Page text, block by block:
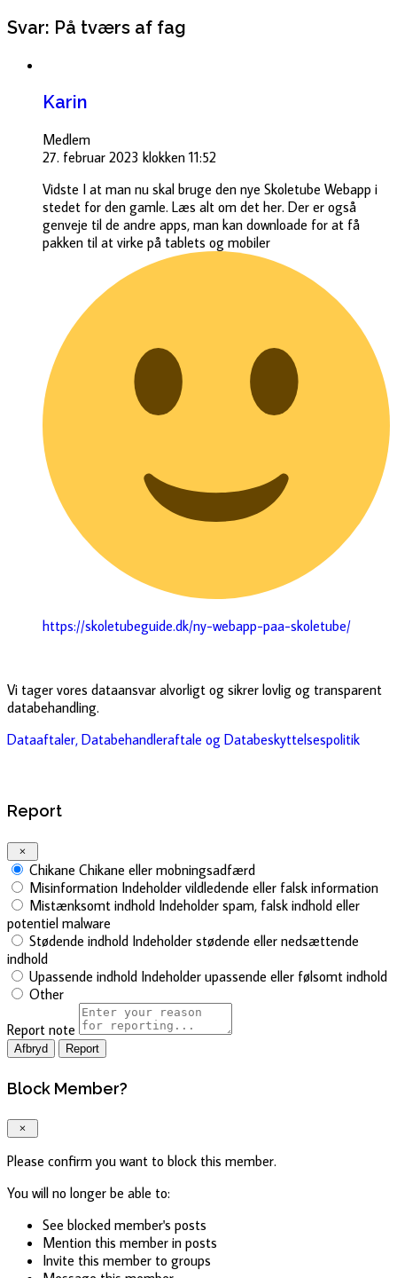
Svar: På tværs af fag
Karin
Medlem
27. februar 2023 klokken 11:52
Vidste I at man nu skal bruge den nye Skoletube Webapp i
stedet for den gamle. Læs alt om det her. Der er også
genveje til de andre apps, man kan downloade for at få
pakken til at virke på tablets og mobiler
https://skoletubeguide.dk/ny-webapp-paa-skoletube/
Vi tager vores dataansvar alvorligt og sikrer lovlig og transparent
databehandling.
Dataaftaler, Databehandleraftale og Databeskyttelsespolitik
Report
Chikane Chikane eller mobningsadfærd
Misinformation Indeholder vildledende eller falsk information
Mistænksomt indhold Indeholder spam, falsk indhold eller
potentiel malware
Stødende indhold Indeholder stødende eller nedsættende
indhold
Upassende indhold Indeholder upassende eller følsomt indhold
Other
Report note
Report
Block Member?
Please confirm you want to block this member.
You will no longer be able to:
See blocked member's posts
Mention this member in posts
Invite this member to groups